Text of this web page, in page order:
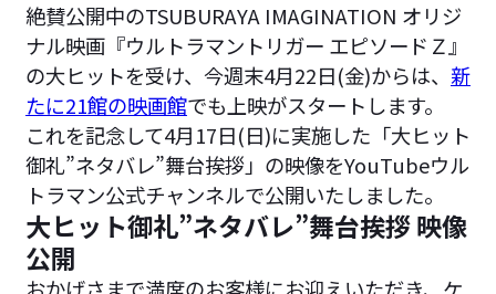
絶賛公開中のTSUBURAYA IMAGINATION オリジ
ナル映画『ウルトラマントリガー エピソードＺ』
の大ヒットを受け、今週末4月22日(金)からは、 新
たに21館の映画館でも上映がスタートします。
これを記念して4月17日(日)に実施した「大ヒット
御礼”ネタバレ”舞台挨拶」の映像をYouTubeウル
トラマン公式チャンネルで公開いたしました。
大ヒット御礼”ネタバレ”舞台挨拶 映像
公開